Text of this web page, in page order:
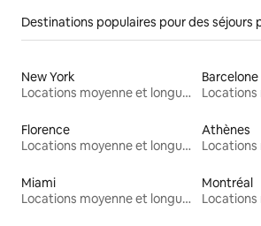
Destinations populaires pour des séjours
New York
Locations moyenne et longue durée
Barcelone
Florence
Locations moyenne et longue durée
Athènes
Miami
Locations moyenne et longue durée
Montréal